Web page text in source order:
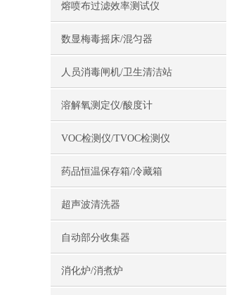
熔喷布过滤效率测试仪
数显梅毒摇床/混匀器
人员消毒闸机/卫生清洁站
溶解氧测定仪/酸度计
VOC检测仪/TVOC检测仪
药品恒温保存箱/冷藏箱
超声波清洗器
自动部分收集器
消化炉/消煮炉